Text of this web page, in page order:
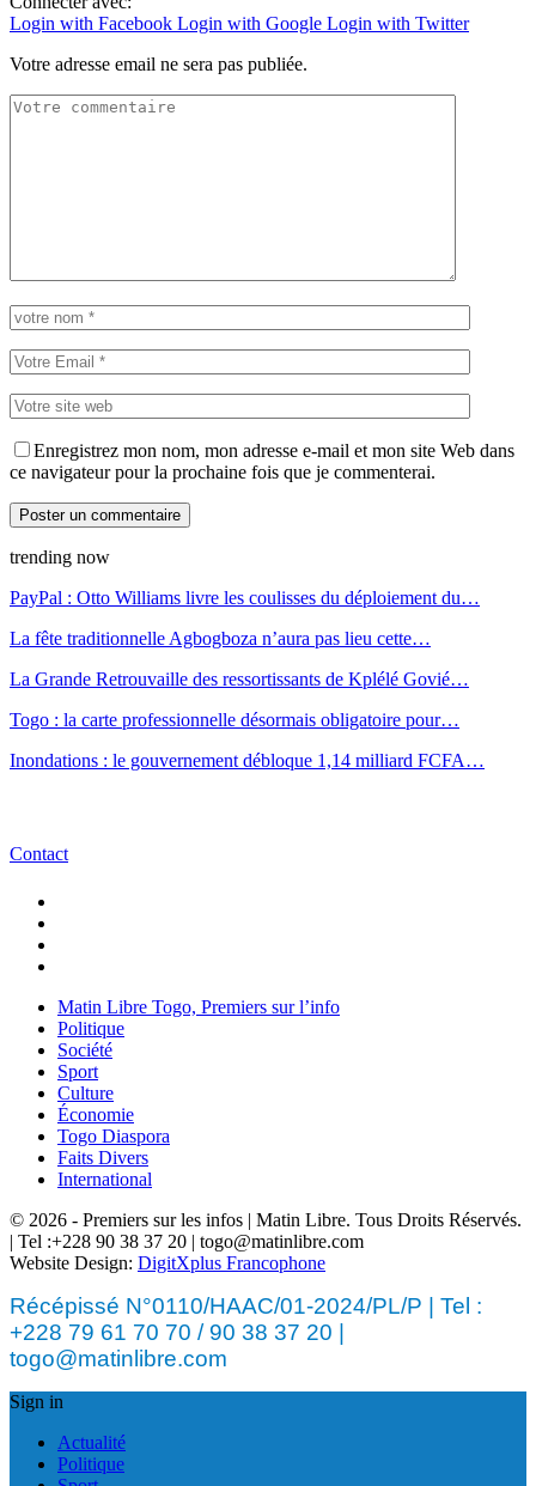
Login with Facebook Login with Google Login with Twitter
Votre adresse email ne sera pas publiée.
Enregistrez mon nom, mon adresse e-mail et mon site Web dans
ce navigateur pour la prochaine fois que je commenterai.
trending now
PayPal : Otto Williams livre les coulisses du déploiement du…
La fête traditionnelle Agbogboza n’aura pas lieu cette…
La Grande Retrouvaille des ressortissants de Kplélé Govié…
Togo : la carte professionnelle désormais obligatoire pour…
Inondations : le gouvernement débloque 1,14 milliard FCFA…
Contact
Matin Libre Togo, Premiers sur l’info
Politique
Société
Sport
Culture
Économie
Togo Diaspora
Faits Divers
International
© 2026 - Premiers sur les infos | Matin Libre. Tous Droits Réservés.
| Tel :+228 90 38 37 20 | togo@matinlibre.com
Website Design: DigitXplus Francophone
Récépissé N°0110/HAAC/01-2024/PL/P | Tel :
+228 79 61 70 70 / 90 38 37 20 |
togo@matinlibre.com
Sign in
Actualité
Politique